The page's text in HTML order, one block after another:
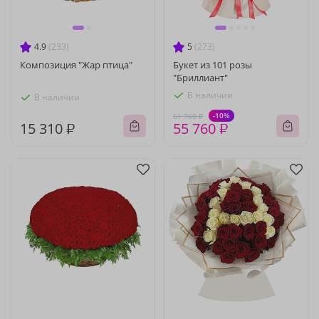
4.9 (233)
Композиция "Жар птица"
В наличии
15 310 ₽
5 (273)
Букет из 101 розы
"Бриллиант"
В наличии
61 760 ₽ -10%
55 760 ₽